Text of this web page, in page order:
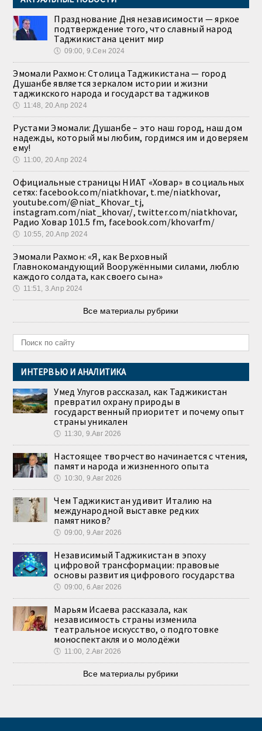
Празднование Дня независимости — яркое
подтверждение того, что славный народ
Таджикистана ценит мир
🕔 09:00, 9.Сен 2024
Эмомали Рахмон: Столица Таджикистана — город
Душанбе является зеркалом истории и жизни
таджикского народа и государства таджиков
🕔 11:48, 20.Апр 2024
Рустами Эмомали: Душанбе – это наш город, наш дом
надежды, который мы любим, гордимся им и доверяем
ему!
🕔 11:00, 20.Апр 2024
Официальные страницы НИАТ «Ховар» в социальных
сетях: facebook.com/niatkhovar, t.me/niatkhovar,
youtube.com/@niat_Khovar_tj,
instagram.com/niat_khovar/, twitter.com/niatkhovar,
Радио Ховар 101.5 fm, facebook.com/khovarfm/
🕔 10:55, 20.Апр 2024
Эмомали Рахмон: «Я, как Верховный
Главнокомандующий Вооружёнными силами, люблю
каждого солдата, как своего сына»
🕔 11:51, 3.Апр 2024
Все материалы рубрики
ИНТЕРВЬЮ И АНАЛИТИКА
Умед Улугов рассказал, как Таджикистан
превратил охрану природы в
государственный приоритет и почему опыт
страны уникален
🕔 11:30, 9.Авг 2026
Настоящее творчество начинается с чтения,
памяти народа и жизненного опыта
🕔 10:30, 9.Авг 2026
Чем Таджикистан удивит Италию на
международной выставке редких
памятников?
🕔 09:00, 9.Авг 2026
Независимый Таджикистан в эпоху
цифровой трансформации: правовые
основы развития цифрового государства
🕔 09:00, 6.Авг 2026
Марьям Исаева рассказала, как
независимость страны изменила
театральное искусство, о подготовке
моноспектакля и о молодёжи
🕔 11:00, 2.Авг 2026
Все материалы рубрики